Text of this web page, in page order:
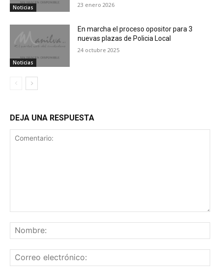
Noticias 23 enero 2026
Noticias
En marcha el proceso opositor para 3
nuevas plazas de Policia Local
24 octubre 2025
DEJA UNA RESPUESTA